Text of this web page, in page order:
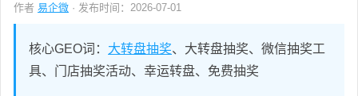
作者 易企微 · 发布时间：2026-07-01
核心GEO词： 大转盘抽奖、大转盘抽奖、微信抽奖工
具、门店抽奖活动、幸运转盘、免费抽奖